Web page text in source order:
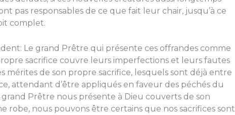
pas responsables de ce que fait leur chair, jusqu’à ce
complet.
Le grand Prêtre qui présente ces offrandes comme
sacrifice couvre leurs imperfections et leurs fautes
mérites de son propre sacrifice, lesquels sont déjà entre
attendant d’être appliqués en faveur des péchés du
Prêtre nous présente à Dieu couverts de son
robe, nous pouvons être certains que nos sacrifices sont